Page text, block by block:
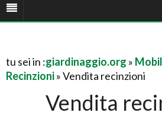
tu sei in :giardinaggio.org »
Recinzioni» Vendita recinzioni
Vendita